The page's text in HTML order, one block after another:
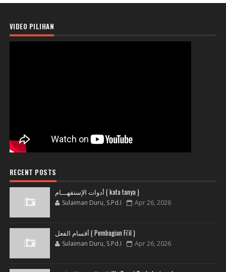
VIDEO PILIHAN
RECENT POSTS
أدوات الإستفهـــام ( kata tanya )
Sulaiman Duru, S.Pd.I Apr 26, 2026
أقسام الفعل ( Pembagian Fi'il )
Sulaiman Duru, S.Pd.I Apr 26, 2026